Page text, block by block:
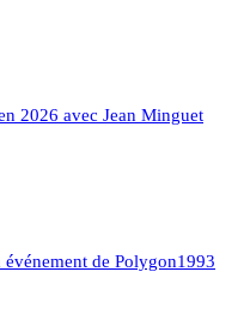
2026 avec Jean Minguet
de Polygon1993